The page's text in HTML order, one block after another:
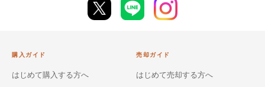
購入ガイド
はじめて購入する方へ
売却ガイド
はじめて売却する方へ